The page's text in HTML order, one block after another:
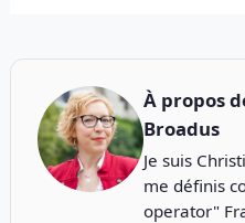
À propos
Broadus
Je suis
me définis
operator"